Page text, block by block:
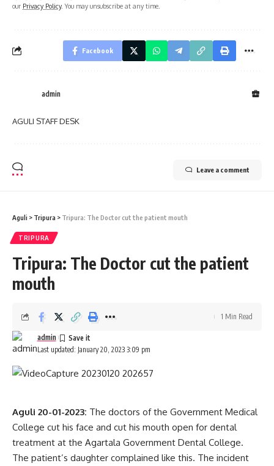
our Privacy Policy. You may unsubscribe at any time.
Facebook
admin
AGULI STAFF DESK
Leave a comment
Aguli > Tripura > Tripura: The Doctor cut the patient mouth
TRIPURA
Tripura: The Doctor cut the patient
mouth
Last updated: January 20, 2023 3:09 pm
admin
1 Min Read
Aguli 20-01-2023: The doctors of the Government Medical
College cut his face and cut his mouth open for dental
treatment at the Agartala Government Dental College.
The patient’s daughter complained like this. The incident